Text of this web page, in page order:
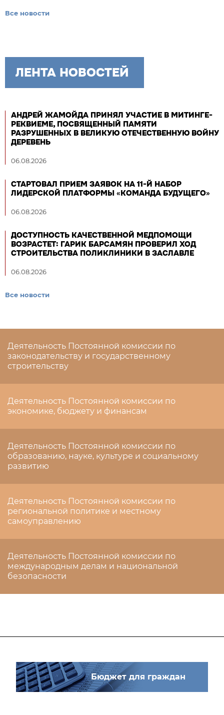
Все новости
ЛЕНТА НОВОСТЕЙ
АНДРЕЙ ЖАМОЙДА ПРИНЯЛ УЧАСТИЕ В МИТИНГЕ-
РЕКВИЕМЕ, ПОСВЯЩЕННЫЙ ПАМЯТИ
РАЗРУШЕННЫХ В ВЕЛИКУЮ ОТЕЧЕСТВЕННУЮ ВОЙНУ
ДЕРЕВЕНЬ
06.08.2026
СТАРТОВАЛ ПРИЕМ ЗАЯВОК НА 11-Й НАБОР
ЛИДЕРСКОЙ ПЛАТФОРМЫ «КОМАНДА БУДУЩЕГО»
06.08.2026
ДОСТУПНОСТЬ КАЧЕСТВЕННОЙ МЕДПОМОЩИ
ВОЗРАСТЕТ: ГАРИК БАРСАМЯН ПРОВЕРИЛ ХОД
СТРОИТЕЛЬСТВА ПОЛИКЛИНИКИ В ЗАСЛАВЛЕ
06.08.2026
Все новости
Деятельность Постоянной комиссии по
законодательству и государственному
строительству
Деятельность Постоянной комиссии по
экономике, бюджету и финансам
Деятельность Постоянной комиссии по
образованию, науке, культуре и социальному
развитию
Деятельность Постоянной комиссии по
региональной политике и местному
самоуправлению
Деятельность Постоянной комиссии по
международным делам и национальной
безопасности
Бюджет для граждан